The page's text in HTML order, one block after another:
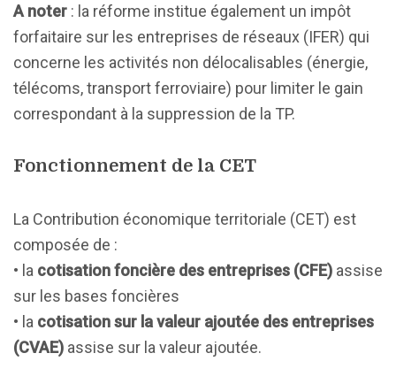
A noter : la réforme institue également un impôt
forfaitaire sur les entreprises de réseaux (IFER) qui
concerne les activités non délocalisables (énergie,
télécoms, transport ferroviaire) pour limiter le gain
correspondant à la suppression de la TP.
Fonctionnement de la CET
La Contribution économique territoriale (CET) est
composée de :
• la cotisation foncière des entreprises (CFE) assise
sur les bases foncières
• la cotisation sur la valeur ajoutée des entreprises
(CVAE) assise sur la valeur ajoutée.